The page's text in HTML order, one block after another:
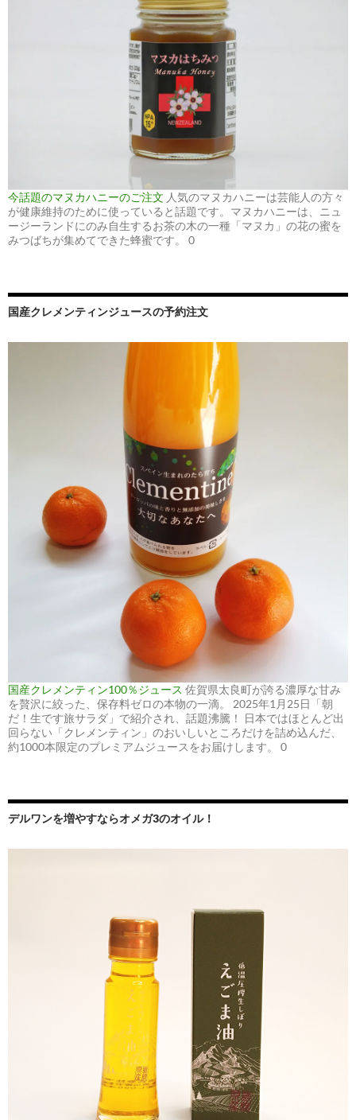
今話題のマヌカハニーのご注文 人気のマヌカハニーは芸能人の方々
が健康維持のために使っていると話題です。マヌカハニーは、ニュ
ージーランドにのみ自生するお茶の木の一種「マヌカ」の花の蜜を
みつばちが集めてできた蜂蜜です。 0
国産クレメンティンジュースの予約注文
国産クレメンティン100％ジュース 佐賀県太良町が誇る濃厚な甘み
を贅沢に絞った、保存料ゼロの本物の一滴。 2025年1月25日「朝
だ！生です旅サラダ」で紹介され、話題沸騰！ 日本ではほとんど出
回らない「クレメンティン」のおいしいところだけを詰め込んだ、
約1000本限定のプレミアムジュースをお届けします。 0
デルワンを増やすならオメガ3のオイル！